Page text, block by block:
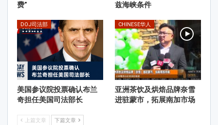
费”
兹海峡条件
DOJ司法部
美国参议院投票确认布兰
奇担任美国司法部长
CHINESE华人
亚洲茶饮及烘焙品牌奈雪
进驻蒙市，拓展南加市场
上篇文章 下篇文章